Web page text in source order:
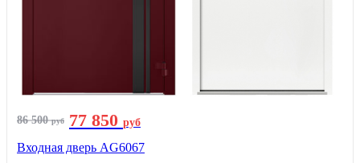
86 500руб 77 850 руб
Входная дверь AG6067